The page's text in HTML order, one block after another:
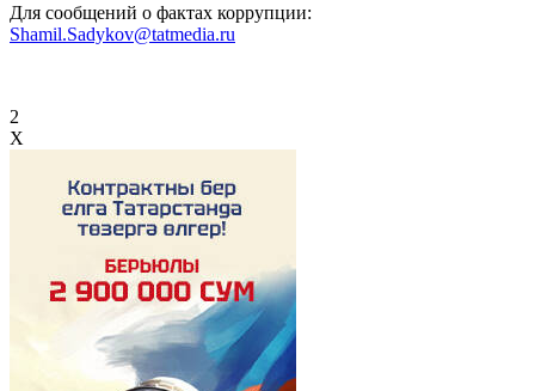
Для сообщений о фактах коррупции:
Shamil.Sadykov@tatmedia.ru
2
X